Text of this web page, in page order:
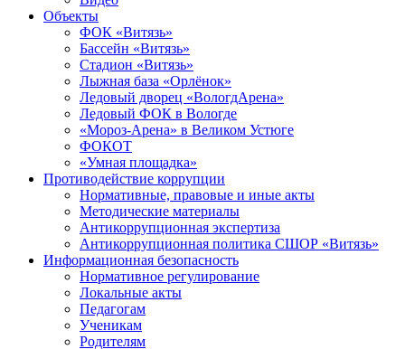
Объекты
ФОК «Витязь»
Бассейн «Витязь»
Стадион «Витязь»
Лыжная база «Орлёнок»
Ледовый дворец «ВологдАрена»
Ледовый ФОК в Вологде
«Мороз-Арена» в Великом Устюге
ФОКОТ
«Умная площадка»
Противодействие коррупции
Нормативные, правовые и иные акты
Методические материалы
Антикоррупционная экспертиза
Антикоррупционная политика СШОР «Витязь»
Информационная безопасность
Нормативное регулирование
Локальные акты
Педагогам
Ученикам
Родителям